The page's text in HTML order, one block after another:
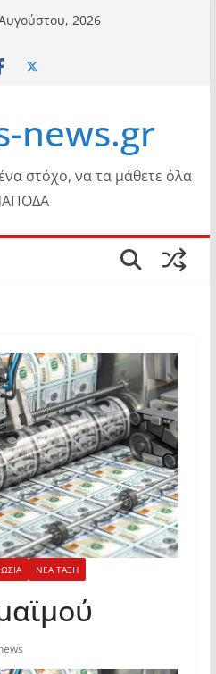
2026
news.gr
στόχο, να τα μάθετε όλα
ΝΕΑ ΤΑΞΗ